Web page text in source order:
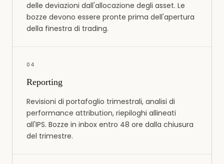
delle deviazioni dall'allocazione degli asset. Le
bozze devono essere pronte prima dell'apertura
della finestra di trading.
04
Reporting
Revisioni di portafoglio trimestrali, analisi di
performance attribution, riepiloghi allineati
all'IPS. Bozze in inbox entro 48 ore dalla chiusura
del trimestre.